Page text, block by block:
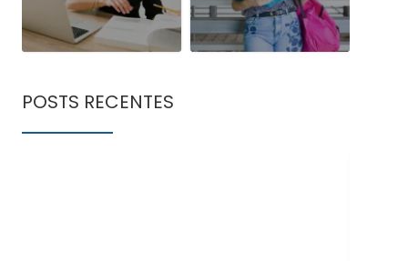
POSTS RECENTES